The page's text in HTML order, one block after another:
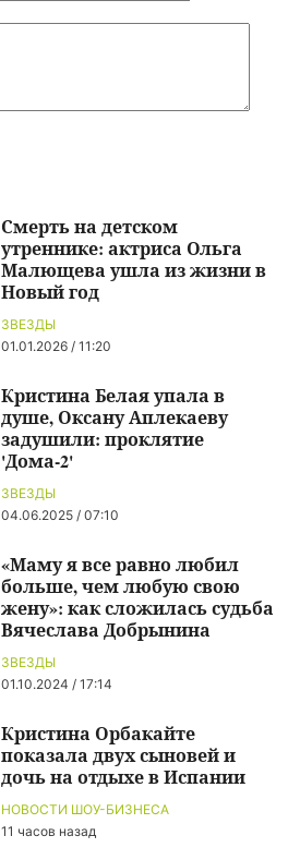
ЗВЕЗДЫ
01.01.2026 / 11:20
Смерть на детском
утреннике: актриса Ольга
Малющева ушла из жизни в
Новый год
ЗВЕЗДЫ
04.06.2025 / 07:10
Кристина Белая упала в
душе, Оксану Аплекаеву
задушили: проклятие
'Дома-2'
ЗВЕЗДЫ
01.10.2024 / 17:14
«Маму я все равно любил
больше, чем любую свою
жену»: как сложилась судьба
Вячеслава Добрынина
НОВОСТИ ШОУ-БИЗНЕСА
11 часов назад
Кристина Орбакайте
показала двух сыновей и
дочь на отдыхе в Испании